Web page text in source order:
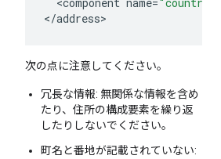
</address>
次の点に注意してください。
冗長な情報: 無関係な情報を含め
たり、住所の構成要素を繰り返
したりしないでください。
町名と番地が記載されていない: